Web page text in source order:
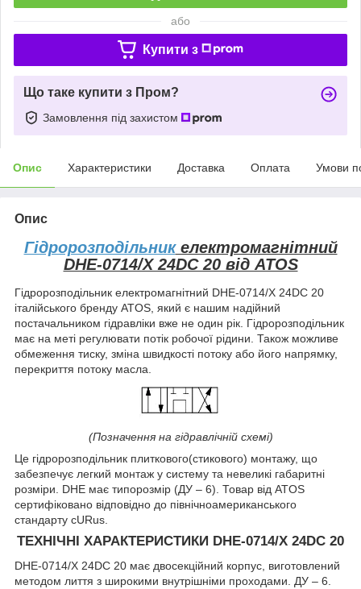
або
Купити з
Що таке купити з Пром?
Замовлення під захистом
Опис Характеристики Доставка Оплата Умови
Опис
Гідророзподільникелектромагнітний
DHE-0714/X 24DC 20 від ATOS
Гідророзподільник електромагнітний DHE-0714/X 24DC 20
італійського бренду ATOS, який є нашим надійний
постачальником гідравліки вже не один рік. Гідророзподільник
має на меті регулювати потік робочої рідини. Також можливе
обмеження тиску, зміна швидкості потоку або його напрямку,
перекриття потоку масла.
(Позначення на гідравлічній схемі)
Це гідророзподільник плиткового(стикового) монтажу, що
забезпечує легкий монтаж у систему та невеликі габаритні
розміри. DHE має типорозмір (ДУ – 6). Товар від ATOS
сертифіковано відповідно до північноамериканського
стандарту cURus.
ТЕХНІЧНІ ХАРАКТЕРИСТИКИ DHE-0714/X 24DC 20
DHE-0714/X 24DC 20 має двосекційний корпус, виготовлений
методом лиття з широкими внутрішніми проходами. ДУ – 6.